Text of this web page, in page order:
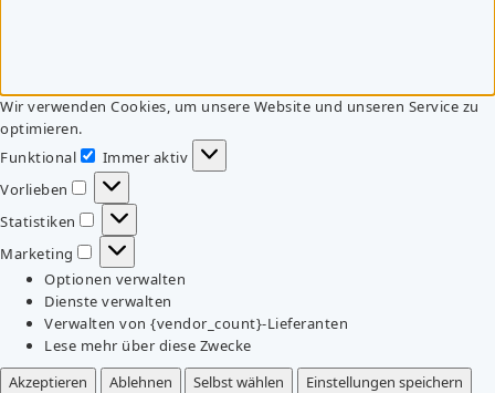
Wir verwenden Cookies, um unsere Website und unseren Service zu
optimieren.
Funktional
Funktional
Immer aktiv
Vorlieben
Vorlieben
Statistiken
Statistiken
Marketing
Marketing
Optionen verwalten
Dienste verwalten
Verwalten von {vendor_count}-Lieferanten
Lese mehr über diese Zwecke
Akzeptieren
Ablehnen Selbst wählen
Einstellungen speichern